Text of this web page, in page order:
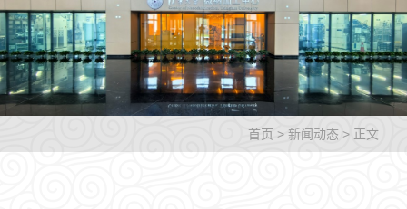
首页 >新闻动态 > 正文